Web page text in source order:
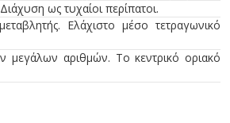
ως τυχαίοι περίπατοι.
Ελάχιστο μέσο τετραγωνικό
μεγάλων αριθμών. Το κεντρικό οριακό